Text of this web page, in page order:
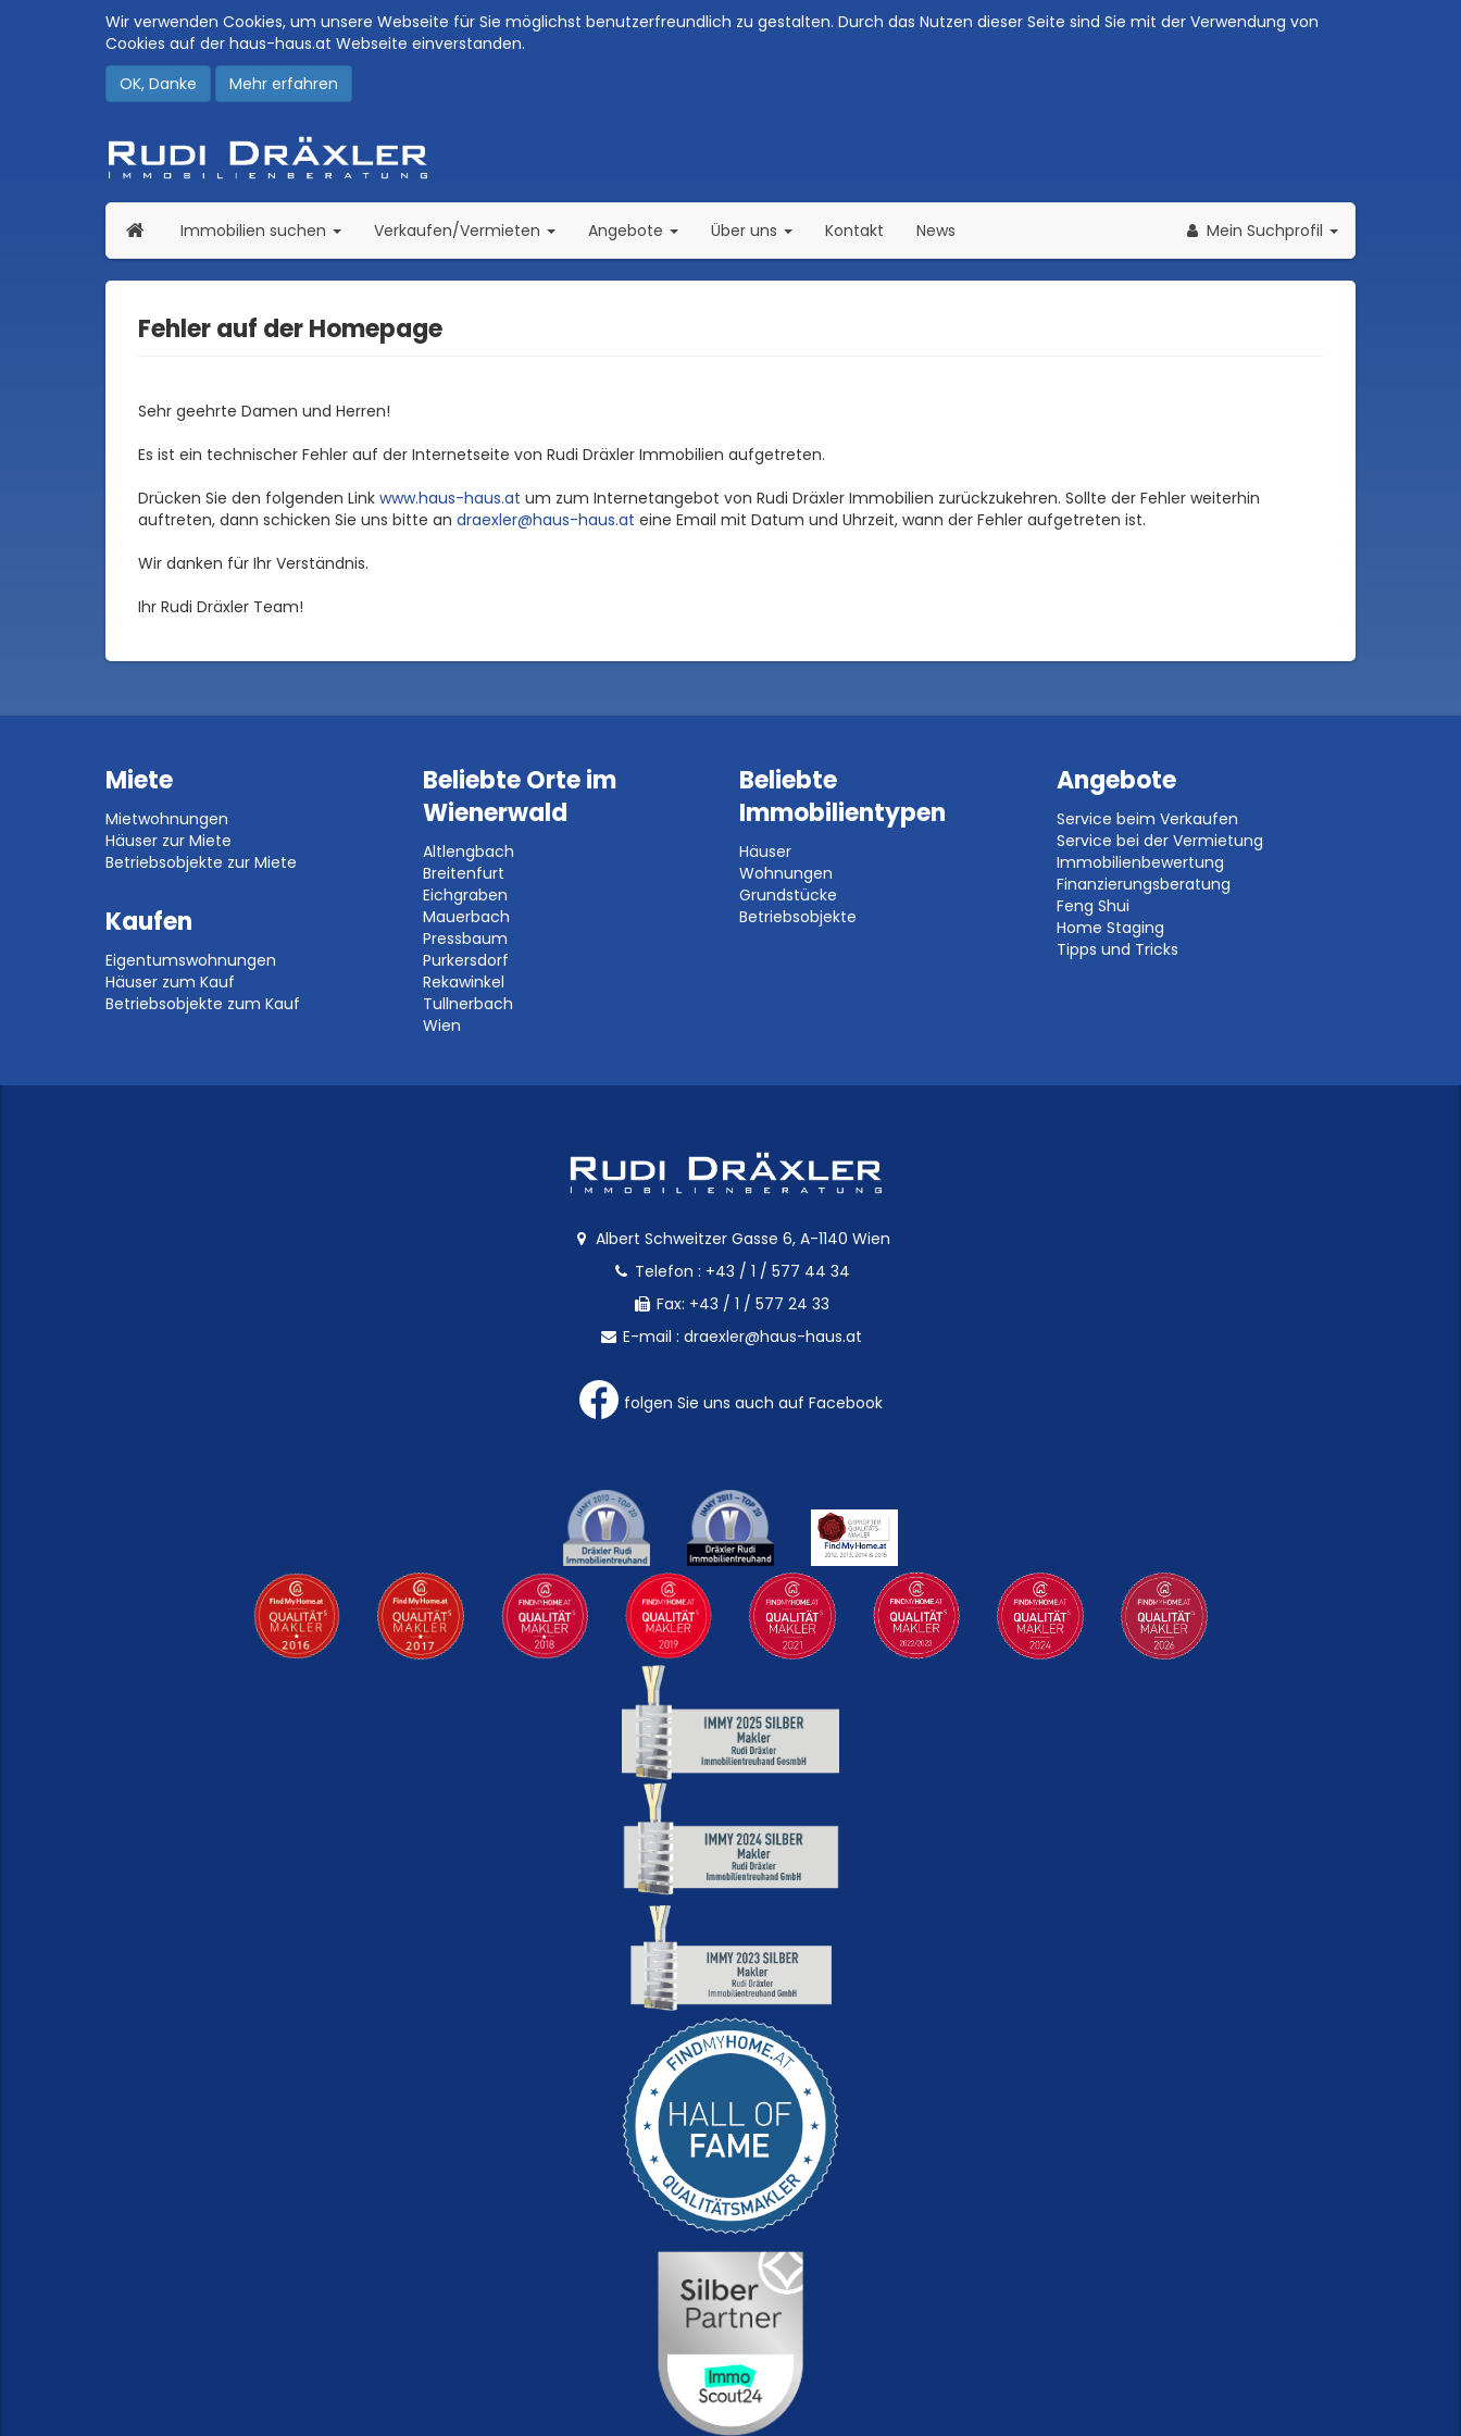
Wir verwenden Cookies, um unsere Webseite für Sie möglichst benutzerfreundlich zu gestalten. Durch das Nutzen dieser Seite sind Sie mit der Verwendung von
Cookies auf der haus-haus.at Webseite einverstanden.
OK, Danke
Mehr erfahren
Immobilien suchen (current)Verkaufen/Vermieten (current)Angebote Über uns (current)Kontakt News Mein Suchprofil
Fehler auf der Homepage
Sehr geehrte Damen und Herren!
Es ist ein technischer Fehler auf der Internetseite von Rudi Dräxler Immobilien aufgetreten.
Drücken Sie den folgenden Link www.haus-haus.at um zum Internetangebot von Rudi Dräxler Immobilien zurückzukehren. Sollte der Fehler weiterhin
auftreten, dann schicken Sie uns bitte an draexler@haus-haus.at eine Email mit Datum und Uhrzeit, wann der Fehler aufgetreten ist.
Wir danken für Ihr Verständnis.
Ihr Rudi Dräxler Team!
Miete
Mietwohnungen
Häuser zur Miete
Betriebsobjekte zur Miete
Kaufen
Eigentumswohnungen
Häuser zum Kauf
Betriebsobjekte zum Kauf
Beliebte Orte im
Wienerwald
Altlengbach
Breitenfurt
Eichgraben
Mauerbach
Pressbaum
Purkersdorf
Rekawinkel
Tullnerbach
Wien
Beliebte
Immobilientypen
Häuser
Wohnungen
Grundstücke
Betriebsobjekte
Angebote
Service beim Verkaufen
Service bei der Vermietung
Immobilienbewertung
Finanzierungsberatung
Feng Shui
Home Staging
Tipps und Tricks
Albert Schweitzer Gasse 6, A-1140 Wien
Telefon : +43 / 1 / 577 44 34
Fax: +43 / 1 / 577 24 33
E-mail : draexler@haus-haus.at
folgen Sie uns auch auf Facebook